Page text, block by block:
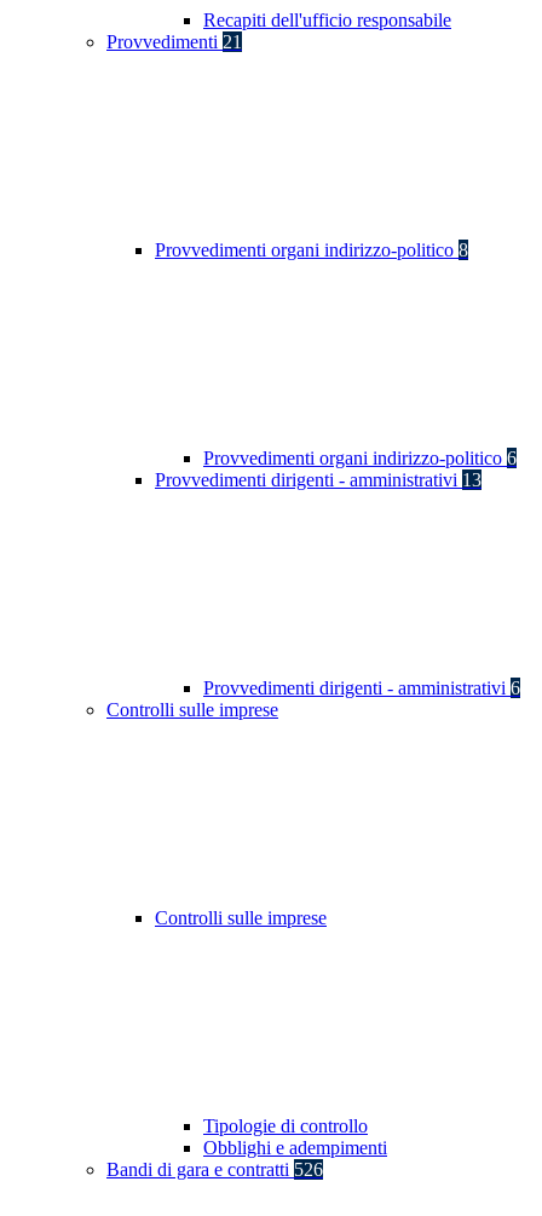
Recapiti dell'ufficio responsabile
Provvedimenti 21
Provvedimenti organi indirizzo-politico 8
Provvedimenti organi indirizzo-politico 6
Provvedimenti dirigenti - amministrativi 13
Provvedimenti dirigenti - amministrativi 6
Controlli sulle imprese
Controlli sulle imprese
Tipologie di controllo
Obblighi e adempimenti
Bandi di gara e contratti 526